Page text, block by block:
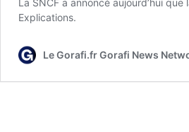
La SNCF a annoncé aujourd’hui
Explications.
Le Gorafi.fr Gorafi News